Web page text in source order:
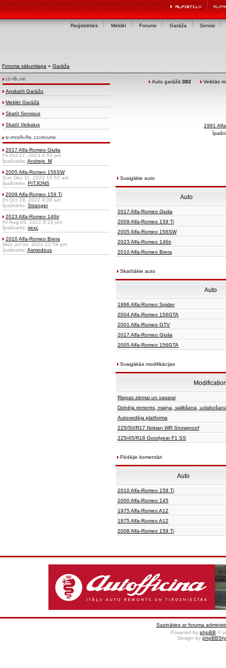
Reģistrēties Meklēt Forums Garāža Servisi
Foruma sākumlapa » Garāža
Apskatīt Garāžu
Meklēt Garāžā
Skatīt Servisus
Skatīt Veikalus
2017 Alfa-Romeo Giulia
Fri Oct 27, 2023 4:53 pm
Īpašnieks: Andrejs_M
2005 Alfa-Romeo 156SW
Sun Dec 11, 2022 10:52 am
Īpašnieks: PITJONS
2009 Alfa-Romeo 159 Ti
Fri Oct 28, 2022 9:06 am
Īpašnieks: Stranger
2023 Alfa-Romeo 146ti
Fri Aug 05, 2022 8:18 pm
Īpašnieks: riexc
2010 Alfa-Romeo Brera
Mon Jul 04, 2022 12:59 pm
Īpašnieks: Asmodeus
Auto garāžā:382 Veiktās
1991
Svaigākie auto
Auto
2017 Alfa-Romeo Giulia
2009 Alfa-Romeo 159 Ti
2005 Alfa-Romeo 156SW
2023 Alfa-Romeo 146ti
2010 Alfa-Romeo Brera
Skatītākie auto
Auto
1996 Alfa-Romeo Spider
2004 Alfa-Romeo 156GTA
2001 Alfa-Romeo GTV
2017 Alfa-Romeo Giulia
2005 Alfa-Romeo 156GTA
Svaigākās modifikācijas
Riepas ziemai un vasarai
Dzinēja remonts, maiņa, salikšana,
Autovedēja platforma
225/50/R17 Nokian WR Snowproof
225/45/R18 Goodyear F1 SS
Pēdējie komentāri
Auto
2010 Alfa-Romeo 159 Ti
2000 Alfa-Romeo 145
1975 Alfa-Romeo A12
1975 Alfa-Romeo A12
2008 Alfa-Romeo 159 Ti
Sazināties ar foruma
Powered by phpBB ©
Design by